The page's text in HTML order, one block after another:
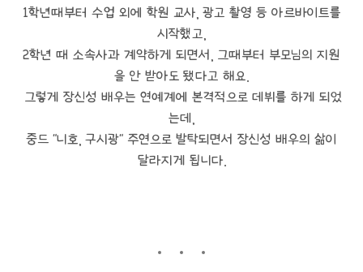
1학년때부터 수업 외에 학원 교사, 광고 촬영 등 아르바이트를
시작했고,
2학년 때 소속사과 계약하게 되면서, 그때부터 부모님의 지원
을 안 받아도 됐다고 해요.
그렇게 장신성 배우는 연예계에 본격적으로 데뷔를 하게 되었
는데,
중드 "니호, 구시광" 주연으로 발탁되면서 장신성 배우의 삶이
달라지게 됩니다.